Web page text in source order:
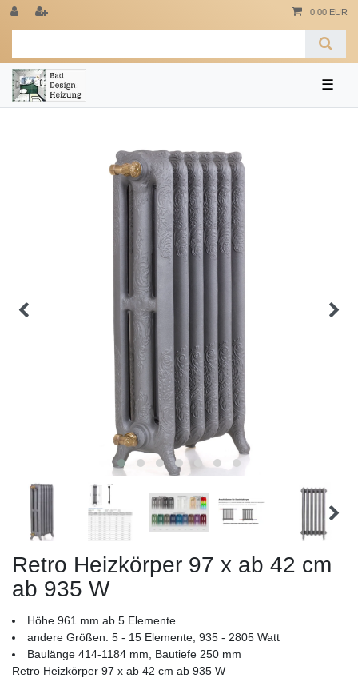
0,00 EUR
☰
Retro Heizkörper 97 x ab 42 cm
ab 935 W
Höhe 961 mm ab 5 Elemente
andere Größen: 5 - 15 Elemente, 935 - 2805 Watt
Baulänge 414-1184 mm, Bautiefe 250 mm
Retro Heizkörper 97 x ab 42 cm ab 935 W